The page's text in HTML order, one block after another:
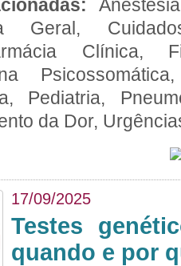
Geral,
Clínica,
Pediatria,
da Dor,
17/09/2025
Testes
quando e por